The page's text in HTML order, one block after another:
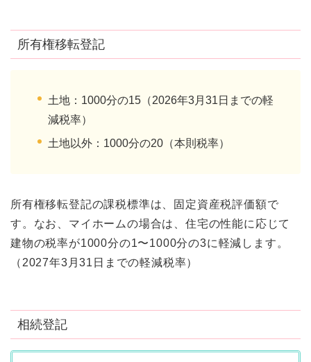
所有権移転登記
土地：1000分の15（2026年3月31日までの軽
減税率）
土地以外：1000分の20（本則税率）
所有権移転登記の課税標準は、固定資産税評価額で
す。なお、マイホームの場合は、住宅の性能に応じて
建物の税率が1000分の1〜1000分の3に軽減します。
（2027年3月31日までの軽減税率）
相続登記